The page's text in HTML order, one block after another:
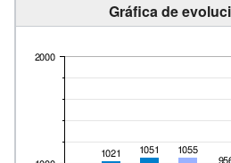
Gráfica de